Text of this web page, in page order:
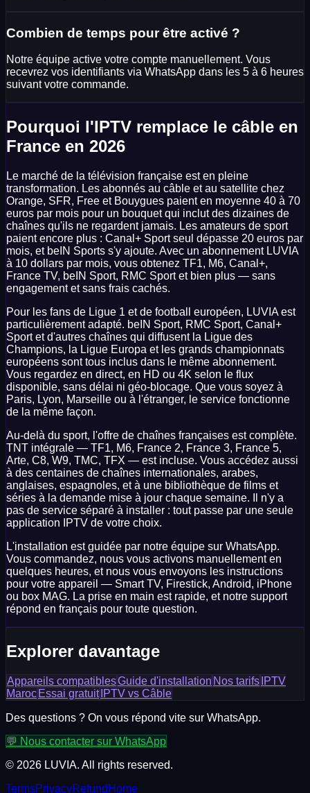
Combien de temps pour être activé ?
Notre équipe active votre compte manuellement. Vous
recevrez vos identifiants via WhatsApp dans les 5 à 6 heures
suivant votre commande.
Pourquoi l'IPTV remplace le câble en
France en 2026
Le marché de la télévision française est en pleine
transformation. Les abonnés au câble et au satellite chez
Orange, SFR, Free et Bouygues paient en moyenne 40 à 70
euros par mois pour un bouquet qui inclut des dizaines de
chaînes qu'ils ne regardent jamais. Les amateurs de sport
paient encore plus : Canal+ Sport seul dépasse 20 euros par
mois, et beIN Sports s'y ajoute. Avec un abonnement LUVIA
à 10 dollars par mois, vous obtenez TF1, M6, Canal+,
France TV, beIN Sport, RMC Sport et bien plus — sans
engagement et sans frais cachés.
Pour les fans de Ligue 1 et de football européen, LUVIA est
particulièrement adapté. beIN Sport, RMC Sport, Canal+
Sport et d'autres chaînes qui diffusent la Ligue des
Champions, la Ligue Europa et les grands championnats
européens sont tous inclus dans le même abonnement.
Vous regardez en direct, en HD ou 4K selon le flux
disponible, sans délai ni géo-blocage. Que vous soyez à
Paris, Lyon, Marseille ou à l'étranger, le service fonctionne
de la même façon.
Au-delà du sport, l'offre de chaînes françaises est complète.
TNT intégrale — TF1, M6, France 2, France 3, France 5,
Arte, C8, W9, TMC, TFX — est incluse. Vous accédez aussi
à des centaines de chaînes internationales, arabes,
anglaises, espagnoles, et à une bibliothèque de films et
séries à la demande mise à jour chaque semaine. Il n'y a
pas de service séparé à installer : tout passe par une seule
application IPTV de votre choix.
L'installation est guidée par notre équipe sur WhatsApp.
Vous commandez, nous vous activons manuellement en
quelques heures, et nous vous envoyons les instructions
pour votre appareil — Smart TV, Firestick, Android, iPhone
ou box MAG. La prise en main est rapide, et notre support
répond en français pour toute question.
Explorer davantage
Appareils compatiblesGuide d'installation Nos tarifs IPTV
Maroc Essai gratuit IPTV vs Câble
Des questions ? On vous répond vite sur WhatsApp.
💬 Nous contacter sur WhatsApp
© 2026 LUVIA. All rights reserved.
TermsPrivacyRefund Home